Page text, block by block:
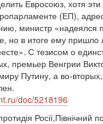
Евросоюз, хотя
(ЕП),
министр «надеялся
но в итоге ему
С тезисом о
премьер Венгрии
Путину, а во-
doc/5218196
Росії,Північний